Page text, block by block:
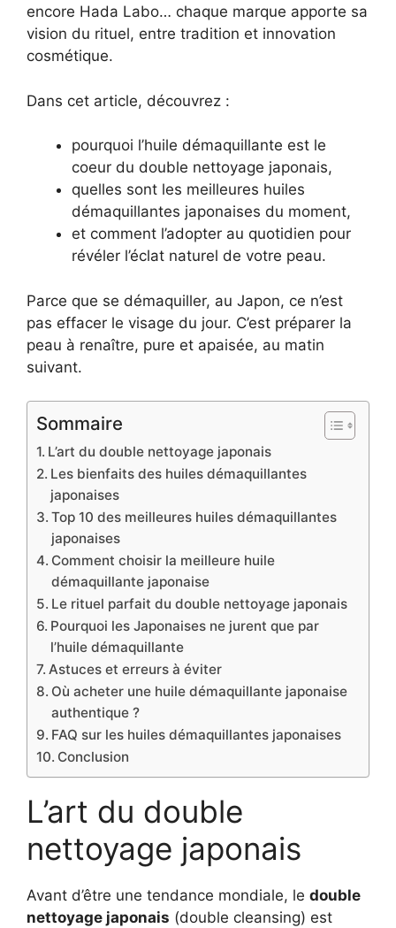
encore Hada Labo… chaque marque apporte sa
vision du rituel, entre tradition et innovation
cosmétique.
Dans cet article, découvrez :
pourquoi l’huile démaquillante est le
coeur du double nettoyage japonais,
quelles sont les meilleures huiles
démaquillantes japonaises du moment,
et comment l’adopter au quotidien pour
révéler l’éclat naturel de votre peau.
Parce que se démaquiller, au Japon, ce n’est
pas effacer le visage du jour. C’est préparer la
peau à renaître, pure et apaisée, au matin
suivant.
Sommaire
L’art du double nettoyage japonais
Les bienfaits des huiles démaquillantes
japonaises
Top 10 des meilleures huiles démaquillantes
japonaises
Comment choisir la meilleure huile
démaquillante japonaise
Le rituel parfait du double nettoyage japonais
Pourquoi les Japonaises ne jurent que par
l’huile démaquillante
Astuces et erreurs à éviter
Où acheter une huile démaquillante japonaise
authentique ?
FAQ sur les huiles démaquillantes japonaises
Conclusion
L’art du double
nettoyage japonais
Avant d’être une tendance mondiale, le double
nettoyage japonais (double cleansing) est